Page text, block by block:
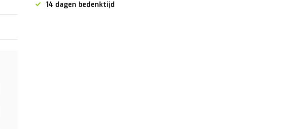
14 dagen bedenktijd